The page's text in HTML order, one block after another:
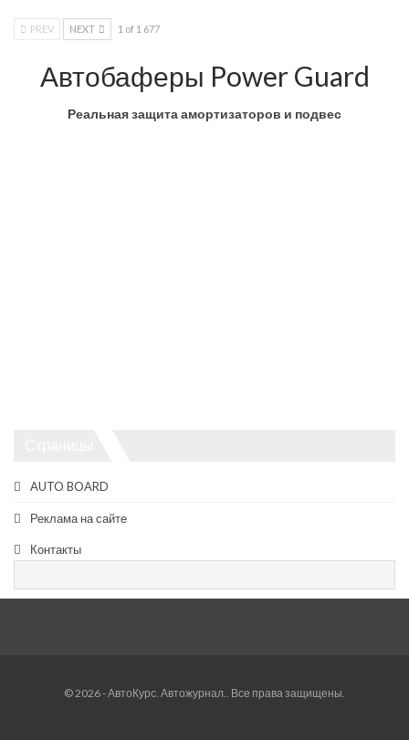
PREV NEXT 1 of 1 677
Автобаферы Power Guard
Реальная защита амортизаторов и подвес
AUTO BOARD
Реклама на сайте
Контакты
© 2026 - АвтоКурс. Автожурнал.. Все права защищены.